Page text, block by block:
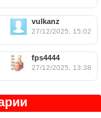
vulkanz
27/12/2025, 15:02
fps4444
27/12/2025, 13:38